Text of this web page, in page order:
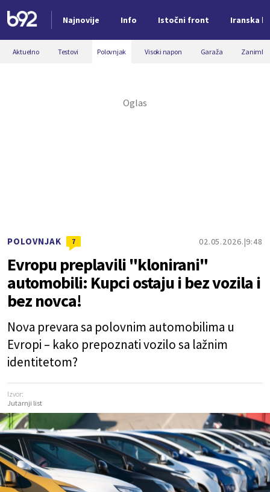
Najnovije Info Istočni front Iranska
Nova vest
Aktuelno Testovi Polovnjak Visoki napon Garaža
POLOVNJAK 7 02.05.2026. 9:48
Evropu preplavili "klonirani"
automobili: Kupci ostaju i bez vozila i
bez novca!
Nova prevara sa polovnim automobilima u
Evropi – kako prepoznati vozilo sa lažnim
identitetom?
Izvor:
Jutarnji list